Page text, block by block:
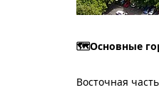
🗺️Основные
Восточная